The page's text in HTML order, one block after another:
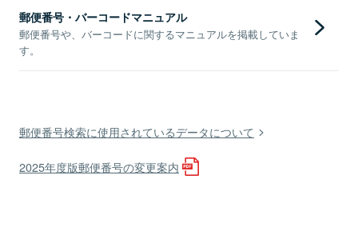
郵便番号・バーコードマニュアル
郵便番号や、バーコードに関するマニュアルを掲載していま
す。
郵便番号検索に使用されているデータについて
2025年度版郵便番号の変更案内